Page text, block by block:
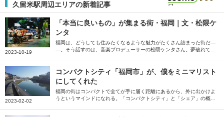
久留米駅周辺エリアの新着記事
2023-10-19
「本当に良いもの」が集まる街・福岡｜文・松隈ケ
ンタ
福岡は、どうしても住みたくなるような魅力がたくさん詰まった街だ―
―。そう話すのは、音楽プロデューサーの松隈ケンタさん。夢破れて帰
した。
2023-02-02
コンパクトシティ「福岡市」が、僕をミニマリスト
にしてくれた
福岡の街はコンパクトで全てが手に届く距離にあるから、外に出かけよ
うというマインドになれる。「コンパクトシティ」と「シェア」の概念